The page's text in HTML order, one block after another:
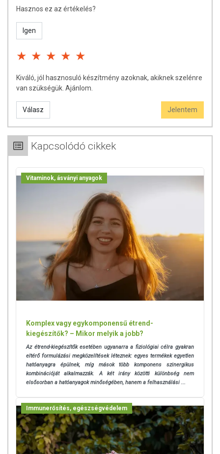
Hasznos ez az értékelés?
Igen
Kiváló, jól hasznosuló készítmény azoknak, akiknek szelénre
van szükségük. Ajánlom.
Válasz Jelentem
Kapcsolódó cikkek
Vitaminok, ásványi anyagok
Komplex vagy egykomponensű étrend-
kiegészítők? – Mikor melyik a jobb?
Az étrend-kiegészítők esetében ugyanarra a fiziológiai célra gyakran
eltérő formulázási megközelítések léteznek: egyes termékek egyetlen
hatóanyagra épülnek, míg mások több komponens szinergikus
kombinációját alkalmazzák. A két irány közötti különbség nem
elsősorban a hatóanyagok minőségében, hanem a felhasználási ...
Immunerősítés, egészségvédelem